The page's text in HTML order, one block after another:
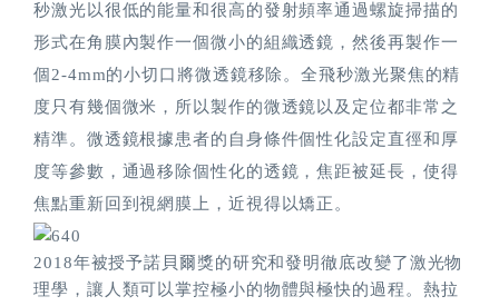
秒激光以很低的能量和很高的發射頻率通過螺旋掃描的
形式在角膜內製作一個微小的組織透鏡，然後再製作一
個2-4mm的小切口將微透鏡移除。全飛秒激光聚焦的精
度只有幾個微米，所以製作的微透鏡以及定位都非常之
精準。微透鏡根據患者的自身條件個性化設定直徑和厚
度等參數，通過移除個性化的透鏡，焦距被延長，使得
焦點重新回到視網膜上，近視得以矯正。
2018年被授予諾貝爾獎的研究和發明徹底改變了激光物
理學，讓人類可以掌控極小的物體與極快的過程。熱拉